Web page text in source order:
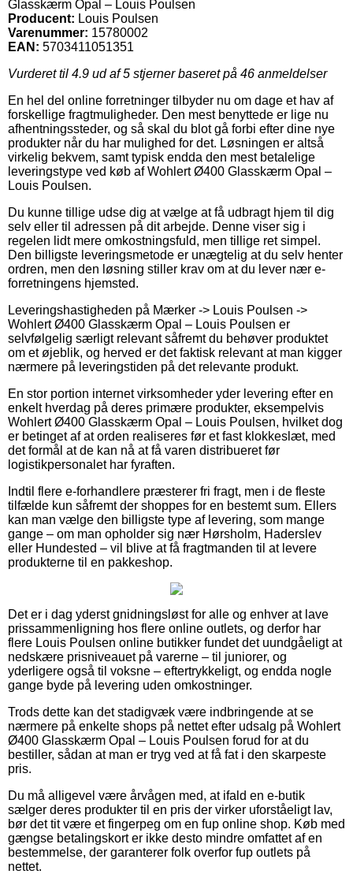
Glasskærm Opal – Louis Poulsen
Producent: Louis Poulsen
Varenummer: 15780002
EAN: 5703411051351
Vurderet til 4.9 ud af 5 stjerner baseret på 46 anmeldelser
En hel del online forretninger tilbyder nu om dage et hav af
forskellige fragtmuligheder. Den mest benyttede er lige nu
afhentningssteder, og så skal du blot gå forbi efter dine nye
produkter når du har mulighed for det. Løsningen er altså
virkelig bekvem, samt typisk endda den mest betalelige
leveringstype ved køb af Wohlert Ø400 Glasskærm Opal –
Louis Poulsen.
Du kunne tillige udse dig at vælge at få udbragt hjem til dig
selv eller til adressen på dit arbejde. Denne viser sig i
regelen lidt mere omkostningsfuld, men tillige ret simpel.
Den billigste leveringsmetode er unægtelig at du selv henter
ordren, men den løsning stiller krav om at du lever nær e-
forretningens hjemsted.
Leveringshastigheden på Mærker -> Louis Poulsen ->
Wohlert Ø400 Glasskærm Opal – Louis Poulsen er
selvfølgelig særligt relevant såfremt du behøver produktet
om et øjeblik, og herved er det faktisk relevant at man kigger
nærmere på leveringstiden på det relevante produkt.
En stor portion internet virksomheder yder levering efter en
enkelt hverdag på deres primære produkter, eksempelvis
Wohlert Ø400 Glasskærm Opal – Louis Poulsen, hvilket dog
er betinget af at orden realiseres før et fast klokkeslæt, med
det formål at de kan nå at få varen distribueret før
logistikpersonalet har fyraften.
Indtil flere e-forhandlere præsterer fri fragt, men i de fleste
tilfælde kun såfremt der shoppes for en bestemt sum. Ellers
kan man vælge den billigste type af levering, som mange
gange – om man opholder sig nær Hørsholm, Haderslev
eller Hundested – vil blive at få fragtmanden til at levere
produkterne til en pakkeshop.
Det er i dag yderst gnidningsløst for alle og enhver at lave
prissammenligning hos flere online outlets, og derfor har
flere Louis Poulsen online butikker fundet det uundgåeligt at
nedskære prisniveauet på varerne – til juniorer, og
yderligere også til voksne – eftertrykkeligt, og endda nogle
gange byde på levering uden omkostninger.
Trods dette kan det stadigvæk være indbringende at se
nærmere på enkelte shops på nettet efter udsalg på Wohlert
Ø400 Glasskærm Opal – Louis Poulsen forud for at du
bestiller, sådan at man er tryg ved at få fat i den skarpeste
pris.
Du må alligevel være årvågen med, at ifald en e-butik
sælger deres produkter til en pris der virker uforståeligt lav,
bør det tit være et fingerpeg om en fup online shop. Køb med
gængse betalingskort er ikke desto mindre omfattet af en
bestemmelse, der garanterer folk overfor fup outlets på
nettet.